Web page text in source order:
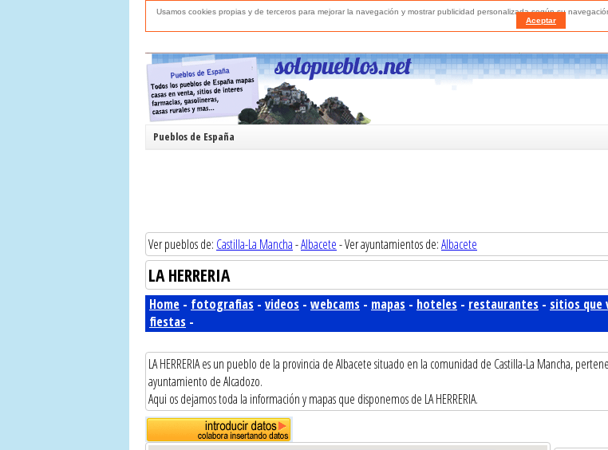
Usamos cookies propias y de terceros para mejorar la navegación y mostrar publicidad personalizada según su
Aceptar
Pueblos de España
Ver pueblos de: Castilla-La Mancha-Albacete- Ver ayuntamientos de:Albacete
LA HERRERIA
Home - fotografias - videos - webcams - mapas - hoteles - restaurantes - sitios que
fiestas -
LA HERRERIA es un pueblo de la provincia de Albacete situado en la comunidad de Castilla-La Mancha,
ayuntamiento de Alcadozo.
Aqui os dejamos toda la información y mapas que disponemos de LA HERRERIA.